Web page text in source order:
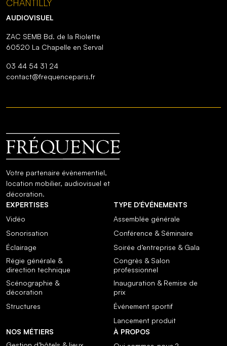
CHANTILLY
AUDIOVISUEL
ZAC SEMB Bd. de la Riolette
60520 La Chapelle en Serval
03 44 54 31 24
contact@frequenceparis.fr
Votre partenaire évènementiel,
location mobilier, audiovisuel et
décoration.
EXPERTISES
Vidéo
Sonorisation
Éclairage
Régie générale &
direction technique
Scénographie &
décoration
Structures
TYPE D'ÉVÉNEMENTS
Assemblée générale
Conférence & Séminaire
Soirée d’entreprise & Gala
Congrès & Salon
professionnel
Inauguration & Remise de
prix
Événement sportif
Lancement produit
NOS MÉTIERS
À PROPOS